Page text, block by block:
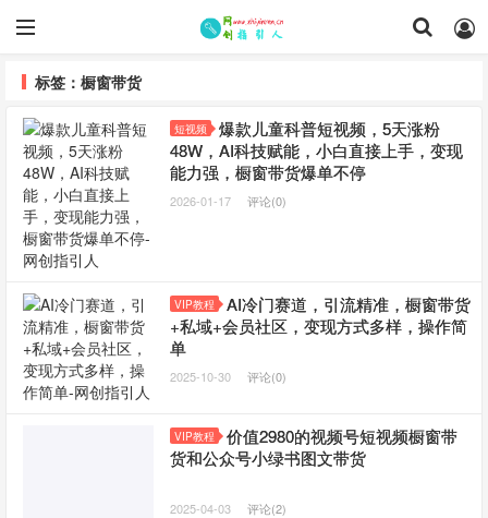
标签：橱窗带货
短视频
爆款儿童科普短视频，5天涨粉
48W，AI科技赋能，小白直接上手，变现
能力强，橱窗带货爆单不停
2026-01-17 评论(0)
VIP教程
AI冷门赛道，引流精准，橱窗带货
+私域+会员社区，变现方式多样，操作简
单
2025-10-30 评论(0)
VIP教程
价值2980的视频号短视频橱窗带
货和公众号小绿书图文带货
2025-04-03 评论(2)